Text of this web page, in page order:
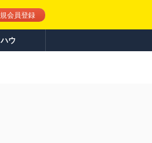
会員登録
ウ